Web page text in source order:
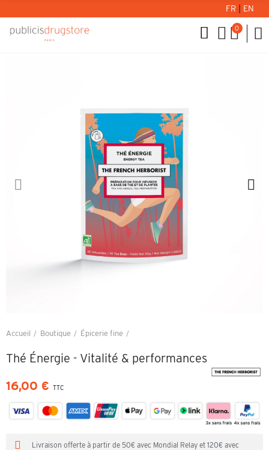
FR EN
0
Accueil Boutique Épicerie fine
Thé Énergie - Vitalité & performances
16,00 € TTC
Livraison offerte à partir de 50€ avec Mondial Relay et 120€ avec